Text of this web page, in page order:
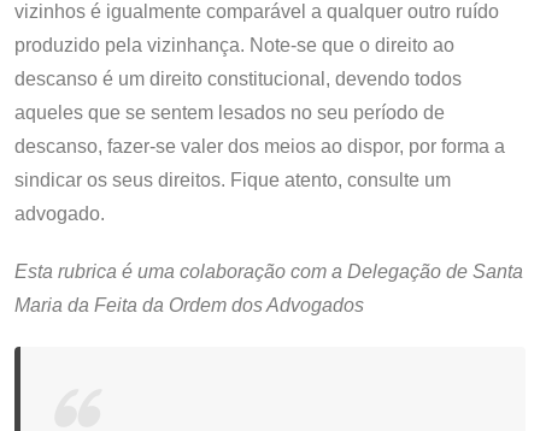
vizinhos é igualmente comparável a qualquer outro ruído
produzido pela vizinhança. Note-se que o direito ao
descanso é um direito constitucional, devendo todos
aqueles que se sentem lesados no seu período de
descanso, fazer-se valer dos meios ao dispor, por forma a
sindicar os seus direitos. Fique atento, consulte um
advogado.
Esta rubrica é uma colaboração com a Delegação de Santa
Maria da Feita da Ordem dos Advogados